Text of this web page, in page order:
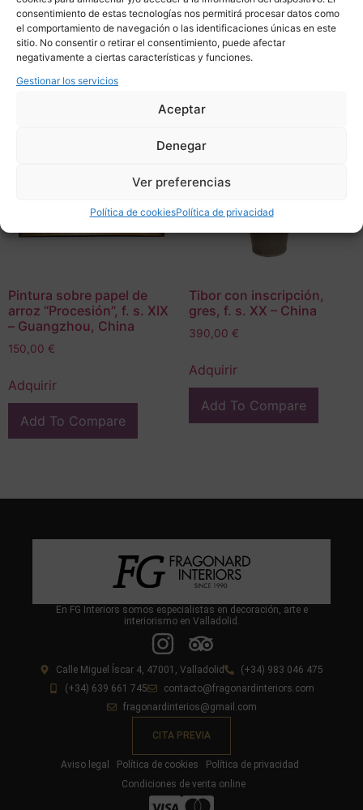
consentimiento de estas tecnologías nos permitirá procesar datos como
el comportamiento de navegación o las identificaciones únicas en este
sitio. No consentir o retirar el consentimiento, puede afectar
negativamente a ciertas características y funciones.
Gestionar los servicios
Aceptar
Denegar
Ver preferencias
Política de cookiesPolítica de privacidad
Add To Compare
Add To Compare
Pintura sobre papel de
arroz “Procesión”, f. s. XIX
– Guangzhou, China
150,00 €
Adquirir
Add To Compare
Tibor con inscripción,
gres, f. s. XX – China
390,00 €
Adquirir
Add To Compare
En FG Interiors somos especialistas en decoración, arte e
interiorismo en Valladolid.
Calle Miguel Íscar 4, 47001, Valladolid
(+34) 983 046 475
(+34) 639 661 745
contacto@fragonardinteriors.com
fragonardinterios@gmail.com
CITA PREVIA
Aviso legal Política de cookies
Política de privacidad
Condiciones de venta online